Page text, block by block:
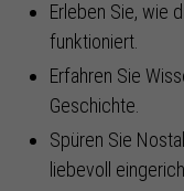
Erleben Sie, wie
funktioniert.
Erfahren Sie
Geschichte.
Spüren Sie
liebevoll